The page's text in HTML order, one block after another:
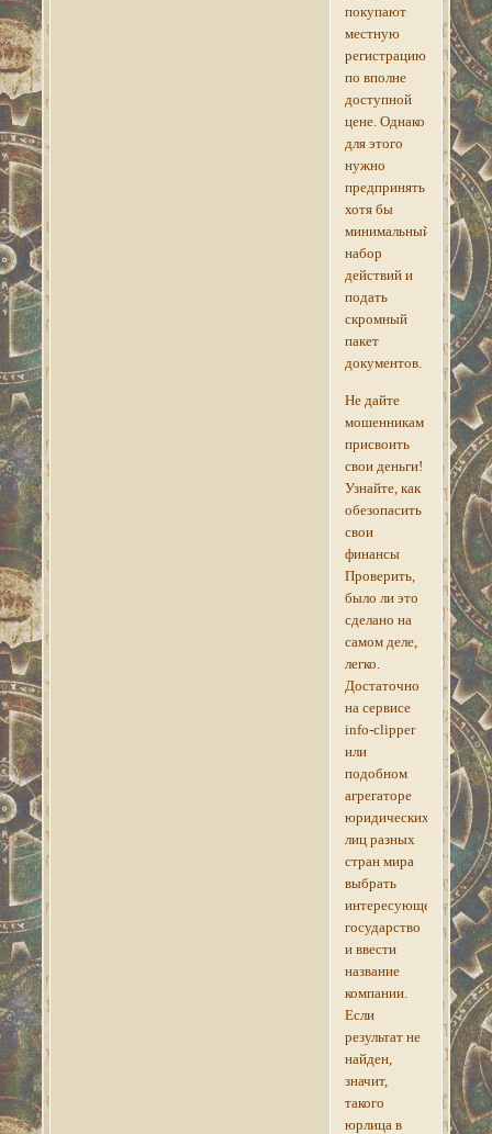
покупают
местную
регистрацию
по вполне
доступной
цене. Однако
для этого
нужно
предпринять
хотя бы
минимальный
набор
действий и
подать
скромный
пакет
документов.
Не дайте
мошенникам
присвоить
свои деньги!
Узнайте, как
обезопасить
свои
финансы
Проверить,
было ли это
сделано на
самом деле,
легко.
Достаточно
на сервисе
info-clipper
или
подобном
агрегаторе
юридических
лиц разных
стран мира
выбрать
интересующее
государство
и ввести
название
компании.
Если
результат не
найден,
значит,
такого
юрлица в